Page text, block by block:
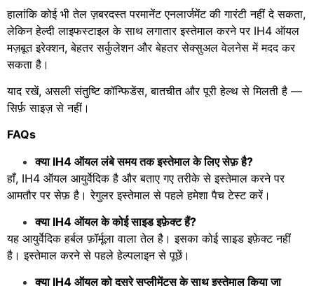
हालांकि कोई भी तेल ज़बरदस्त परमानेंट एनलार्जमेंट की गारंटी नहीं दे सकता,
लेकिन हेल्दी लाइफस्टाइल के साथ लगातार इस्तेमाल करने पर IH4 ऑयल
मज़बूत इरेक्शन, बेहतर सर्कुलेशन और बेहतर सेक्सुअल वेलनेस में मदद कर
सकता है।
याद रखें, असली संतुष्टि कॉन्फिडेंस, बातचीत और पूरी हेल्थ से मिलती है —
सिर्फ़ साइज़ से नहीं।
FAQs
क्या IH4 ऑयल लंबे समय तक इस्तेमाल के लिए सेफ़ है?
हाँ, IH4 ऑयल आयुर्वेदिक है और बताए गए तरीके से इस्तेमाल करने पर
आमतौर पर सेफ़ है। रेगुलर इस्तेमाल से पहले हमेशा पैच टेस्ट करें।
क्या IH4 ऑयल के कोई साइड इफ़ेक्ट हैं?
यह आयुर्वेदिक हर्बल फ़ॉर्मूला वाला तेल है। इसका कोई साइड इफ़ेक्ट नहीं
है। इस्तेमाल करने से पहले हेल्पलाइन से पूछें।
क्या IH4 ऑयल को दूसरे सप्लीमेंट्स के साथ इस्तेमाल किया जा